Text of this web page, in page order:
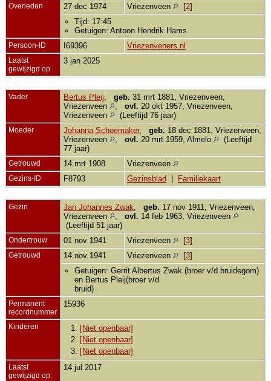
Overleden 27 dec 1974 Vriezenveen [2]
Tijd: 17:45
Getuigen: Antoon Hendrik Hams
Persoon-ID I69396 Vriezenveners.nl
Laatst
gewijzigd op
3 jan 2025
Vader Bertus Pleij geb. 31 mrt 1881, Vriezenveen,
Vriezenveen
ovl. 20 okt 1957, Vriezenveen,
Vriezenveen
(Leeftijd 76 jaar)
Moeder Johanna Schoemaker, geb. 18 dec 1881, Vriezenveen,
Vriezenveen
ovl. 20 mrt 1959, Almelo
(Leeftijd
77 jaar)
Getrouwd 14 mrt 1908 Vriezenveen
Gezins-ID F8793 Gezinsblad Familiekaart
Gezin Jan Johannes Zwak geb. 17 nov 1911, Vriezenveen,
Vriezenveen
ovl. 14 feb 1963, Vriezenveen
(Leeftijd 51 jaar)
Ondertrouw 01 nov 1941 Vriezenveen [3]
Getrouwd 14 nov 1941 Vriezenveen [3]
Getuigen: Gerrit Albertus Zwak (broer v/d bruidegom)
en Bertus Pleij(broer v/d
bruid)
Permanent
recordnummer
15936
Kinderen 1.
[Niet openbaar]
2.
[Niet openbaar]
3.
[Niet openbaar]
Laatst
gewijzigd op
14 jul 2017